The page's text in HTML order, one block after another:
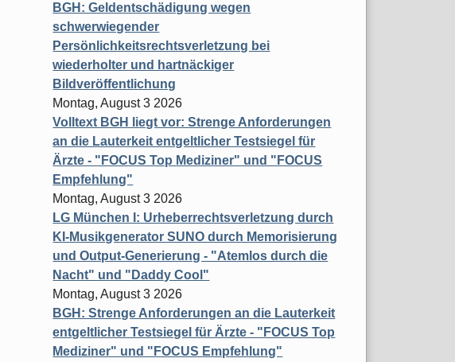
BGH: Geldentschädigung wegen
schwerwiegender
Persönlichkeitsrechtsverletzung bei
wiederholter und hartnäckiger
Bildveröffentlichung
Montag, August 3 2026
Volltext BGH liegt vor: Strenge Anforderungen
an die Lauterkeit entgeltlicher Testsiegel für
Ärzte - "FOCUS Top Mediziner" und "FOCUS
Empfehlung"
Montag, August 3 2026
LG München I: Urheberrechtsverletzung durch
KI-Musikgenerator SUNO durch Memorisierung
und Output-Generierung - "Atemlos durch die
Nacht" und "Daddy Cool"
Montag, August 3 2026
BGH: Strenge Anforderungen an die Lauterkeit
entgeltlicher Testsiegel für Ärzte - "FOCUS Top
Mediziner" und "FOCUS Empfehlung"